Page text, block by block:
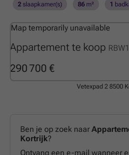
Appartement te koop
290 700 €
2slaapkamer(s) 86m² 1
Map temporarily unavailable
Vetexpad 2 8500
Ben je op zoek naar
Kortrijk?
Ontvang een e-mail wanneer